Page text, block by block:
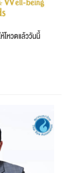
หวตแล้ววันนี้